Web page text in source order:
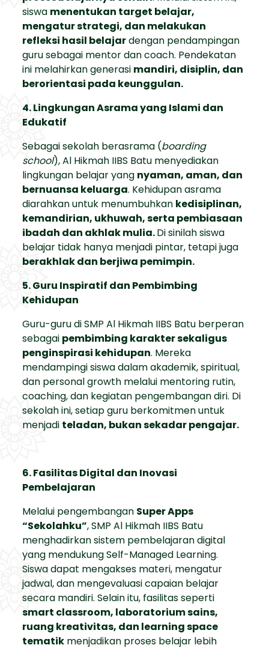
siswa menentukan target belajar,
mengatur strategi, dan melakukan
refleksi hasil belajardengan pendampingan
guru sebagai mentor dan coach. Pendekatan
ini melahirkan generasi mandiri, disiplin, dan
berorientasi pada keunggulan.
4. Lingkungan Asrama yang Islami dan
Edukatif
Sebagai sekolah berasrama (boarding
school), Al Hikmah IIBS Batu menyediakan
lingkungan belajar yang nyaman, aman, dan
bernuansa keluarga. Kehidupan asrama
diarahkan untuk menumbuhkan kedisiplinan,
kemandirian, ukhuwah, serta pembiasaan
ibadah dan akhlak mulia.Di sinilah siswa
belajar tidak hanya menjadi pintar, tetapi juga
berakhlak dan berjiwa pemimpin.
5. Guru Inspiratif dan Pembimbing
Kehidupan
Guru-guru di SMP Al Hikmah IIBS Batu berperan
sebagai pembimbing karakter sekaligus
penginspirasi kehidupan. Mereka
mendampingi siswa dalam akademik, spiritual,
dan personal growth melalui mentoring rutin,
coaching, dan kegiatan pengembangan diri. Di
sekolah ini, setiap guru berkomitmen untuk
menjadi teladan, bukan sekadar pengajar.
6. Fasilitas Digital dan Inovasi
Pembelajaran
Melalui pengembangan Super Apps
“Sekolahku”, SMP Al Hikmah IIBS Batu
menghadirkan sistem pembelajaran digital
yang mendukung Self-Managed Learning.
Siswa dapat mengakses materi, mengatur
jadwal, dan mengevaluasi capaian belajar
secara mandiri. Selain itu, fasilitas seperti
smart classroom, laboratorium sains,
ruang kreativitas, dan learning space
tematik menjadikan proses belajar lebih